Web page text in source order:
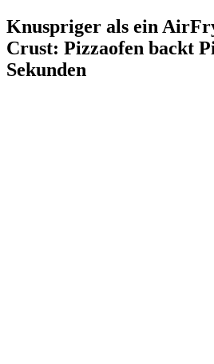
Knuspriger als ein
Crust: Pizzaofen backt
Sekunden